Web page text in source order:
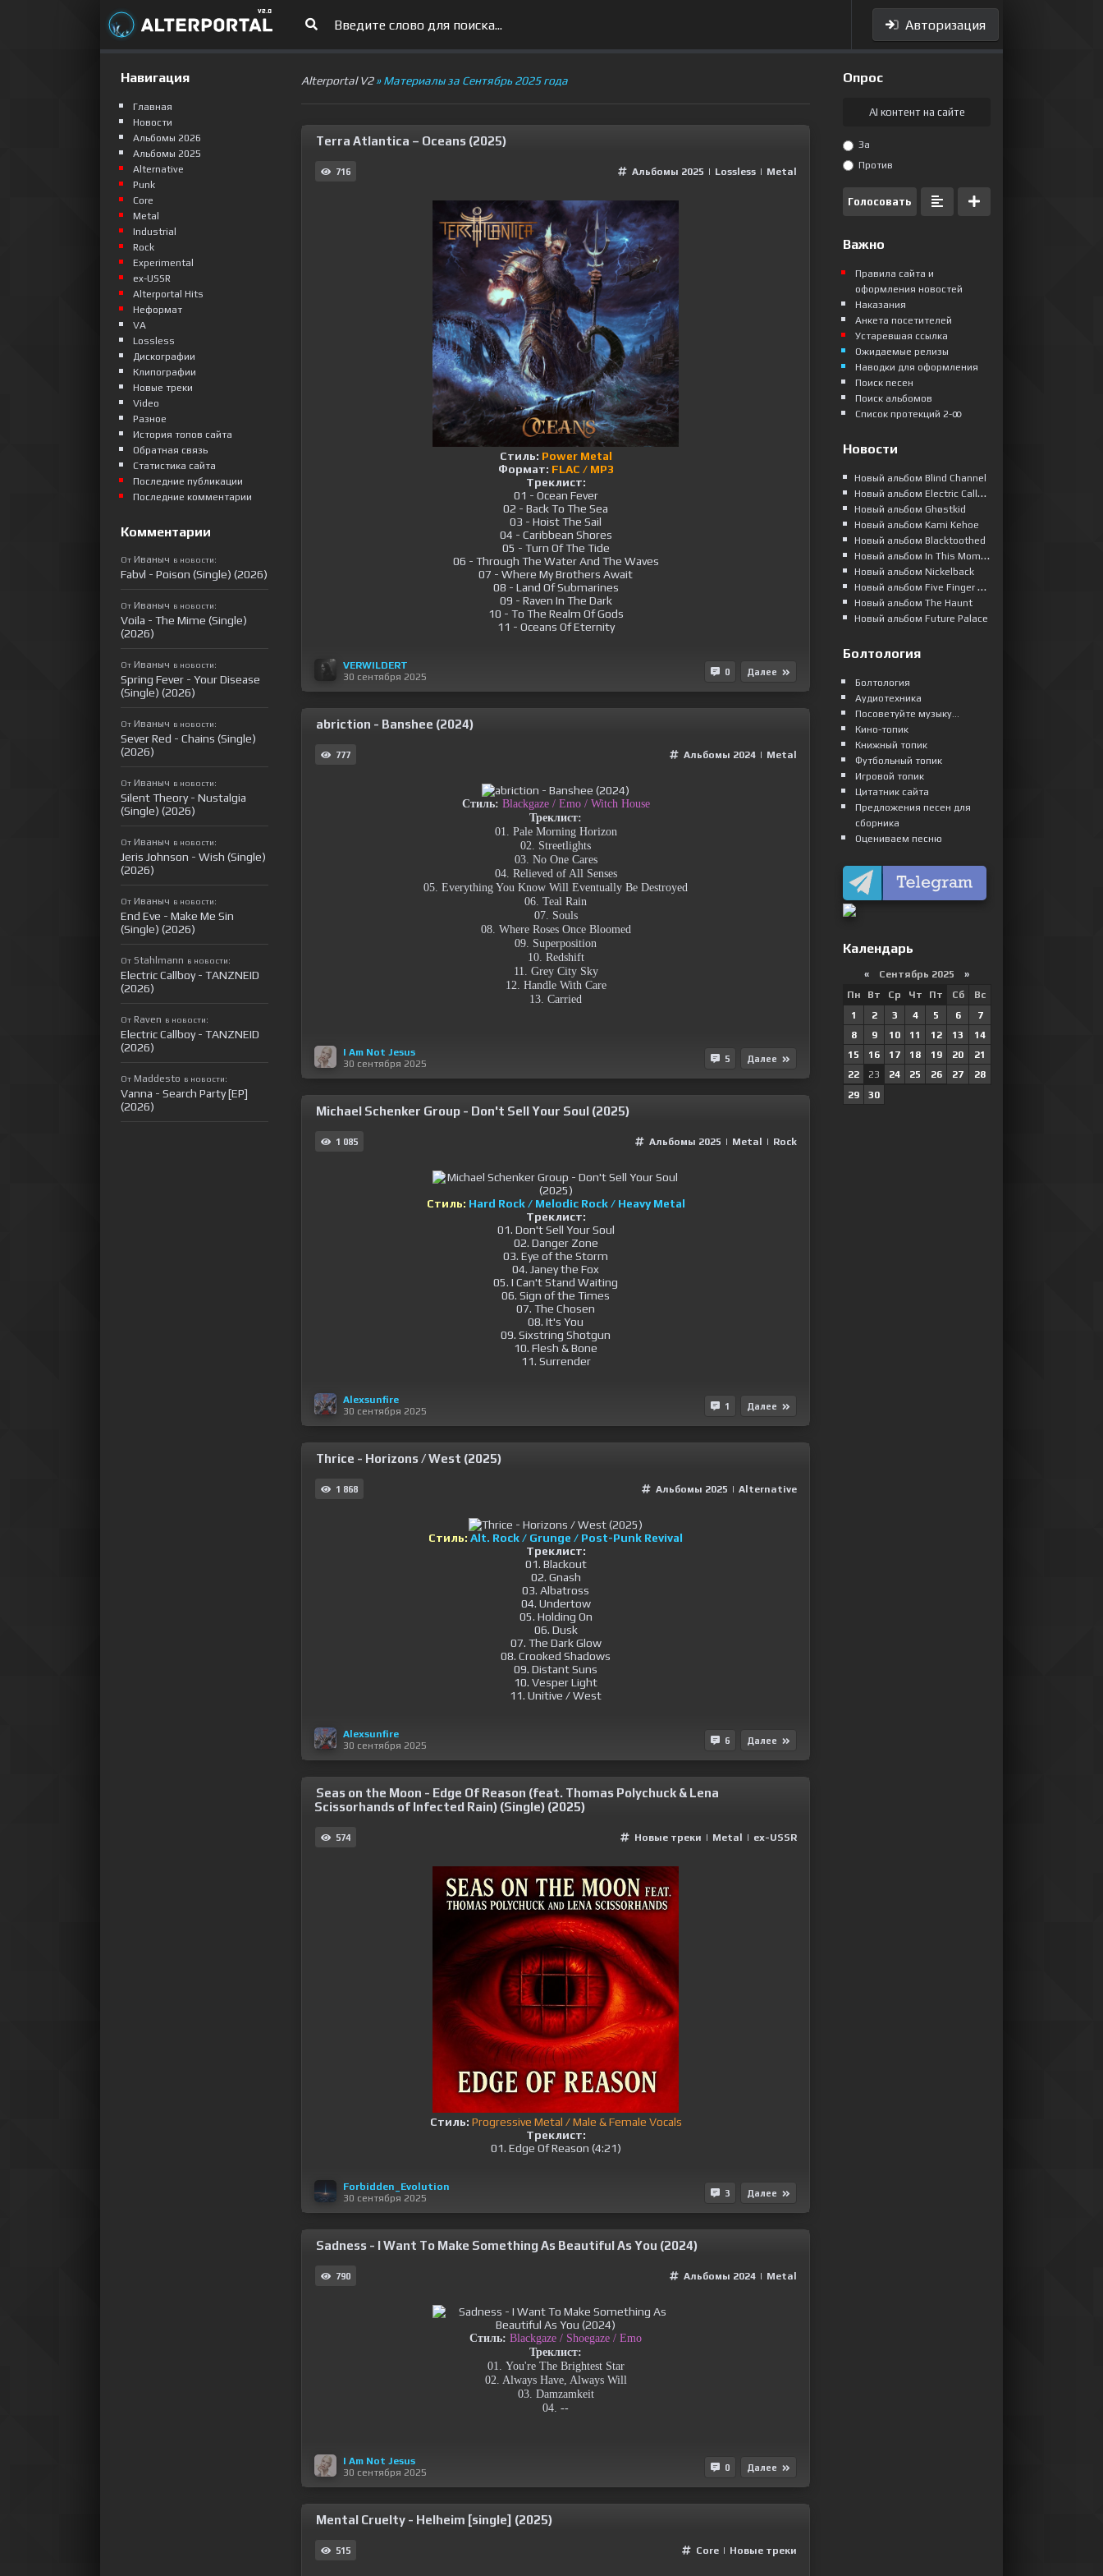
Авторизация
Alterportal V2» Материалы за Сентябрь 2025 года
Terra Atlantica – Oceans (2025)
716 Альбомы 2025 | Lossless | Metal
Стиль: Power Metal
Формат: FLAC / MP3
Треклист:
01 - Ocean Fever
02 - Back To The Sea
03 - Hoist The Sail
04 - Caribbean Shores
05 - Turn Of The Tide
06 - Through The Water And The Waves
07 - Where My Brothers Await
08 - Land Of Submarines
09 - Raven In The Dark
10 - To The Realm Of Gods
11 - Oceans Of Eternity
VERWILDERT
30 сентября 2025
0 Далее
abriction - Banshee (2024)
777 Альбомы 2024 | Metal
Стиль: Blackgaze / Emo / Witch House
Треклист:
01. Pale Morning Horizon
02. Streetlights
03. No One Cares
04. Relieved of All Senses
05. Everything You Know Will Eventually Be Destroyed
06. Teal Rain
07. Souls
08. Where Roses Once Bloomed
09. Superposition
10. Redshift
11. Grey City Sky
12. Handle With Care
13. Carried
I Am Not Jesus
30 сентября 2025
5 Далее
Michael Schenker Group - Don't Sell Your Soul (2025)
1 085 Альбомы 2025 | Metal | Rock
Стиль: Hard Rock / Melodic Rock / Heavy Metal
Треклист:
01. Don't Sell Your Soul
02. Danger Zone
03. Eye of the Storm
04. Janey the Fox
05. I Can't Stand Waiting
06. Sign of the Times
07. The Chosen
08. It's You
09. Sixstring Shotgun
10. Flesh & Bone
11. Surrender
Alexsunfire
30 сентября 2025
1 Далее
Thrice - Horizons / West (2025)
1 868 Альбомы 2025 | Alternative
Стиль: Alt. Rock / Grunge / Post-Punk Revival
Треклист:
01. Blackout
02. Gnash
03. Albatross
04. Undertow
05. Holding On
06. Dusk
07. The Dark Glow
08. Crooked Shadows
09. Distant Suns
10. Vesper Light
11. Unitive / West
Alexsunfire
30 сентября 2025
6 Далее
Seas on the Moon - Edge Of Reason (feat. Thomas Polychuck & Lena
Scissorhands of Infected Rain) (Single) (2025)
574 Новые треки | Metal | ex-USSR
Стиль: Progressive Metal / Male & Female Vocals
Треклист:
01. Edge Of Reason (4:21)
Forbidden_Evolution
30 сентября 2025
3 Далее
Sadness - I Want To Make Something As Beautiful As You (2024)
790 Альбомы 2024 | Metal
Стиль: Blackgaze / Shoegaze / Emo
Треклист:
01. You're The Brightest Star
02. Always Have, Always Will
03. Damzamkeit
04. --
I Am Not Jesus
30 сентября 2025
0 Далее
Mental Cruelty - Helheim [single] (2025)
515 Сore | Новые треки
Навигация
Главная
Новости
Альбомы 2026
Альбомы 2025
Alternative
Punk
Сore
Metal
Industrial
Rock
Experimental
ex-USSR
Alterportal Hits
Неформат
VA
Lossless
Дискографии
Клипографии
Новые треки
Video
Разное
История топов сайта
Обратная связь
Статистика сайта
Последние публикации
Последние комментарии
Комментарии
От Иваныч в новости:
Fabvl - Poison (Single) (2026)
От Иваныч в новости:
Voila - The Mime (Single)
(2026)
От Иваныч в новости:
Spring Fever - Your Disease
(Single) (2026)
От Иваныч в новости:
Sever Red - Chains (Single)
(2026)
От Иваныч в новости:
Silent Theory - Nustalgia
(Single) (2026)
От Иваныч в новости:
Jeris Johnson - Wish (Single)
(2026)
От Иваныч в новости:
End Eve - Make Me Sin
(Single) (2026)
От Stahlmann в новости:
Electric Callboy - TANZNEID
(2026)
От Raven в новости:
Electric Callboy - TANZNEID
(2026)
От Maddesto в новости:
Vanna - Search Party [EP]
(2026)
Опрос
AI контент на сайте
За
Против
Голосовать
Важно
Правила сайта и
оформления новостей
Наказания
Анкета посетителей
Устаревшая ссылка
Ожидаемые релизы
Наводки для оформления
Поиск песен
Поиск альбомов
Список протекций 2-ꝏ
Новости
Новый альбом Blind Channel
Новый альбом Electric Callboy
Новый альбом Ghøstkid
Новый альбом Kami Kehoe
Новый альбом Blacktoothed
Новый альбом In This Moment
Новый альбом Nickelback
Новый альбом Five Finger Death Punch
Новый альбом The Haunt
Новый альбом Future Palace
Болтология
Болтология
Аудиотехника
Посоветуйте музыку...
Кино-топик
Книжный топик
Футбольный топик
Игровой топик
Цитатник сайта
Предложения песен для
сборника
Оцениваем песню
Календарь
« Сентябрь 2025 »
Пн
Вт Ср Чт Пт Сб
Вс
1
2 3 4 5 6
7
8
9 10 11 12 13
14
15
16 17 18 19 20
21
22
23 24 25 26 27
28
29
30